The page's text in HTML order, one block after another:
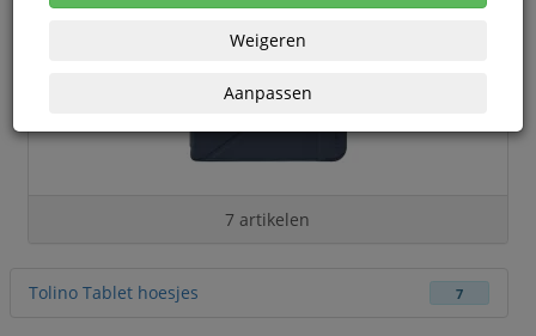
7 artikelen
Tolino Tablet hoesjes 7
Weigeren
Aanpassen